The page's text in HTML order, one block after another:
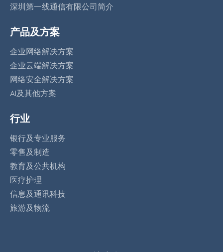
深圳第一线通信有限公司简介
产品及方案
企业网络解决方案
企业云端解决方案
网络安全解决方案
AI及其他方案
行业
银行及专业服务
零售及制造
教育及公共机构
医疗护理
信息及通讯科技
旅游及物流